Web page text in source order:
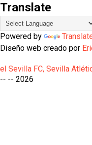
Translate
Powered by
Diseño web creado por
el Sevilla FC, Sevilla
-- -- 2026